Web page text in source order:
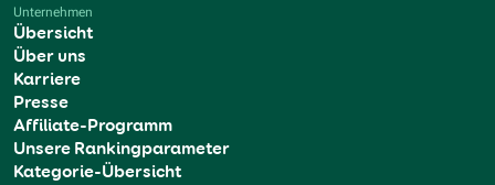
Unternehmen
Übersicht
Über uns
Karriere
Presse
Affiliate-Programm
Unsere Rankingparameter
Kategorie-Übersicht